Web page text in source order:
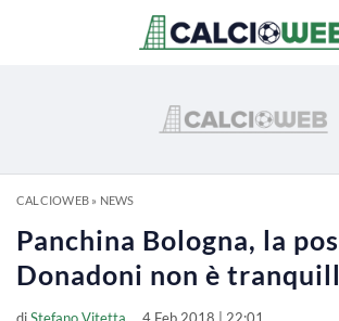
CALCIOWEB» NEWS
Panchina Bologna, la
Donadoni non è